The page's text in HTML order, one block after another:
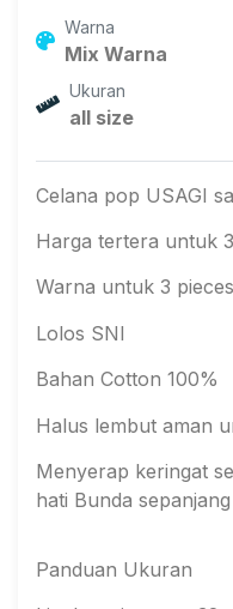
Warna
Mix Warna
Ukuran
all size
Celana pop USAGI
Harga tertera untuk
Warna untuk 3
Lolos SNI
Bahan Cotton 100%
Halus lembut aman
Menyerap keringat
hati Bunda
Panduan Ukuran